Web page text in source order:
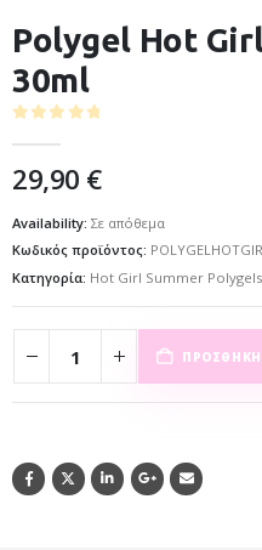
Polygel Hot
30ml
29,90 €
Availability: Σε απόθεμα
Κωδικός προϊόντος:
Κατηγορία: Hot Girl Summer Polygels
ΠΡΟΣΘΉΚΗ